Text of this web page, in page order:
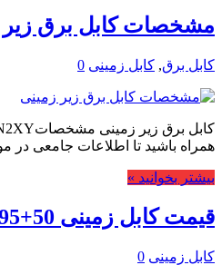
مشخصات کابل برق زیر
کابل برق, کابل زمینی 0
همراه باشید تا اطلاعات جامعی در
بیشتر بخوانید »
قیمت کابل زمینی 50+95*3 + مشاوره رایگان
کابل زمینی 0